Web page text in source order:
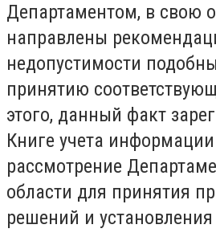
Департаментом, в свою
направлены
недопустимости
принятию
этого, данный факт
Книге учета
рассмотрение
области для принятия
решений и